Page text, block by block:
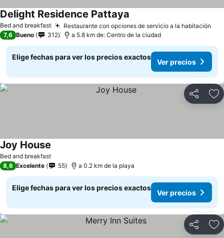
Bed and breakfast Restaurante con opciones de servicio a la habitación
Delight Residence Pattaya
7,6 Bueno 312 a 5.8 km de: Centro de la ciudad
Elige fechas para ver los precios exactos
Ver precios
Compartir
Bed and breakfast
Joy House
8,6 Excelente 55 a 0.2 km de la playa
Elige fechas para ver los precios exactos
Ver precios
Compartir